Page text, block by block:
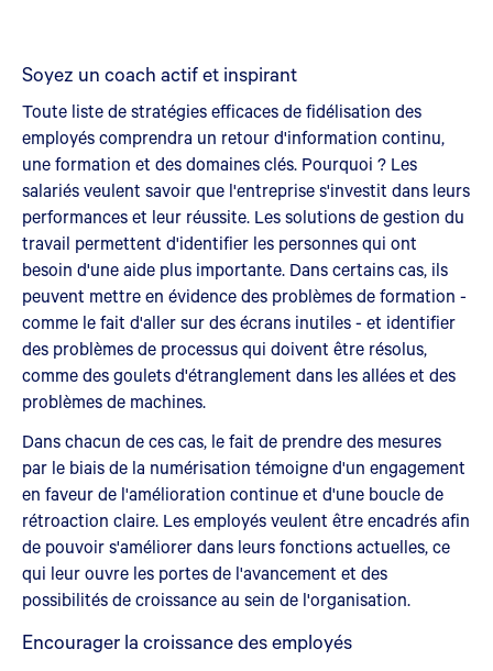
Soyez un coach actif et inspirant
Toute liste de stratégies efficaces de fidélisation des
employés comprendra un retour d'information continu,
une formation et des domaines clés. Pourquoi ? Les
salariés veulent savoir que l'entreprise s'investit dans leurs
performances et leur réussite. Les solutions de gestion du
travail permettent d'identifier les personnes qui ont
besoin d'une aide plus importante. Dans certains cas, ils
peuvent mettre en évidence des problèmes de formation -
comme le fait d'aller sur des écrans inutiles - et identifier
des problèmes de processus qui doivent être résolus,
comme des goulets d'étranglement dans les allées et des
problèmes de machines.
Dans chacun de ces cas, le fait de prendre des mesures
par le biais de la numérisation témoigne d'un engagement
en faveur de l'amélioration continue et d'une boucle de
rétroaction claire. Les employés veulent être encadrés afin
de pouvoir s'améliorer dans leurs fonctions actuelles, ce
qui leur ouvre les portes de l'avancement et des
possibilités de croissance au sein de l'organisation.
Encourager la croissance des employés